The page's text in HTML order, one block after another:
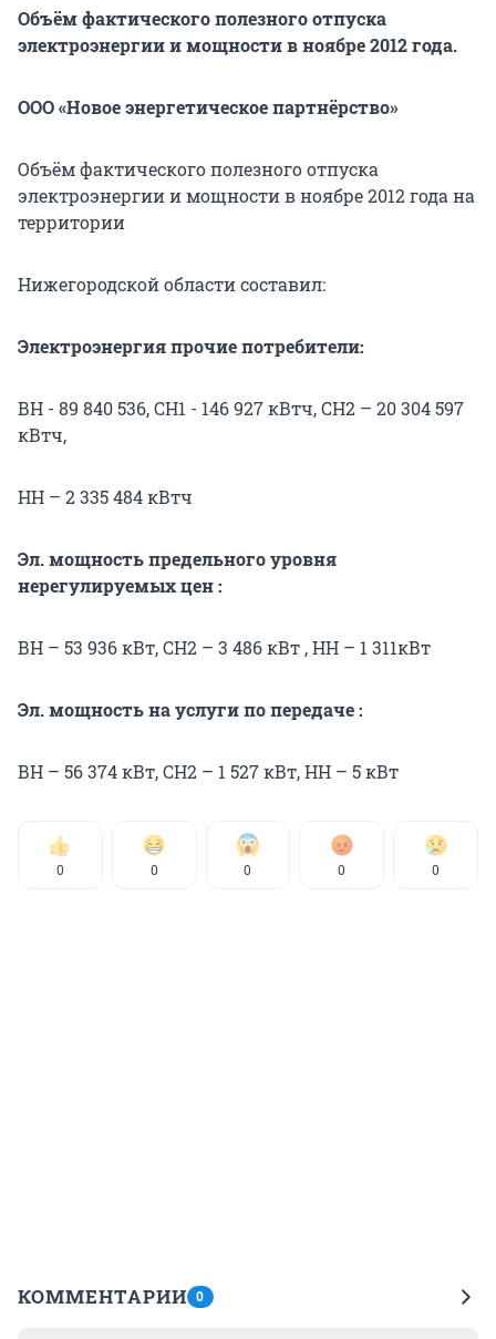
Объём фактического полезного отпуска
электроэнергии и мощности в ноябре 2012 года.
ООО «Новое энергетическое партнёрство»
Объём фактического полезного отпуска
электроэнергии и мощности в ноябре 2012 года на
территории
Нижегородской области составил:
Электроэнергия прочие потребители:
ВН - 89 840 536, СН1 - 146 927 кВтч, СН2 – 20 304 597
кВтч,
НН – 2 335 484 кВтч
Эл. мощность предельного уровня
нерегулируемых цен :
ВН – 53 936 кВт, СН2 – 3 486 кВт , НН – 1 311кВт
Эл. мощность на услуги по передаче :
ВН – 56 374 кВт, СН2 – 1 527 кВт, НН – 5 кВт
0 0 0 0 0
КОММЕНТАРИИ 0